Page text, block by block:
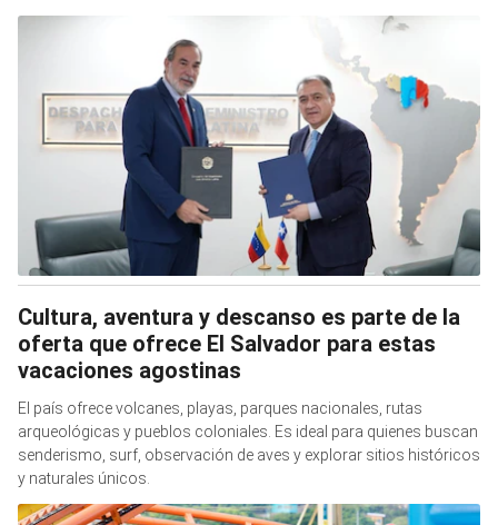
Cultura, aventura y descanso es parte de la
oferta que ofrece El Salvador para estas
vacaciones agostinas
El país ofrece volcanes, playas, parques nacionales, rutas
arqueológicas y pueblos coloniales. Es ideal para quienes buscan
senderismo, surf, observación de aves y explorar sitios históricos
y naturales únicos.